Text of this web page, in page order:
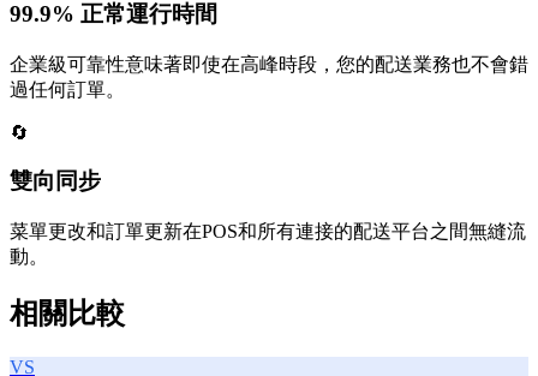
99.9% 正常運行時間
企業級可靠性意味著即使在高峰時段，您的配送業務也不會錯
過任何訂單。
🔄
雙向同步
菜單更改和訂單更新在POS和所有連接的配送平台之間無縫流
動。
相關比較
VS